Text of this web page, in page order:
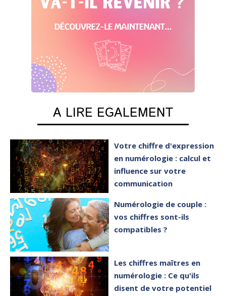
A LIRE EGALEMENT
Votre chiffre d'expression
en numérologie : calcul et
influence sur votre
communication
Numérologie de couple :
vos chiffres sont-ils
compatibles ?
Les chiffres maîtres en
numérologie : Ce qu'ils
disent de votre potentiel